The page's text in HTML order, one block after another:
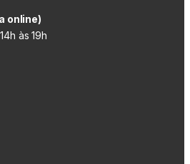
online)
às 19h